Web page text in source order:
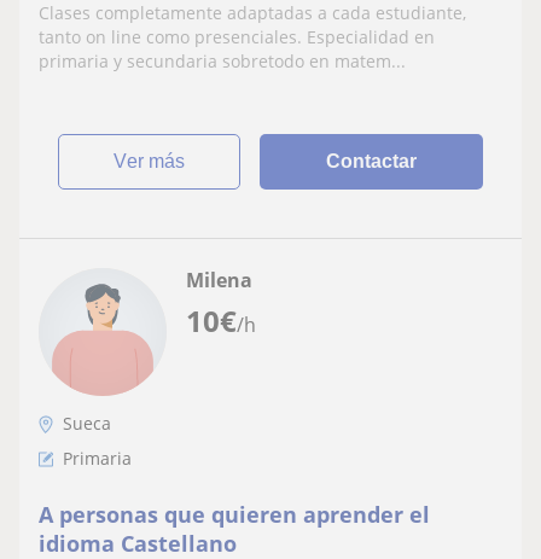
Clases completamente adaptadas a cada estudiante,
tanto on line como presenciales. Especialidad en
primaria y secundaria sobretodo en matem...
ver más Contactar
10€/h
Milena
Sueca
Primaria
A personas que quieren aprender el
idioma Castellano